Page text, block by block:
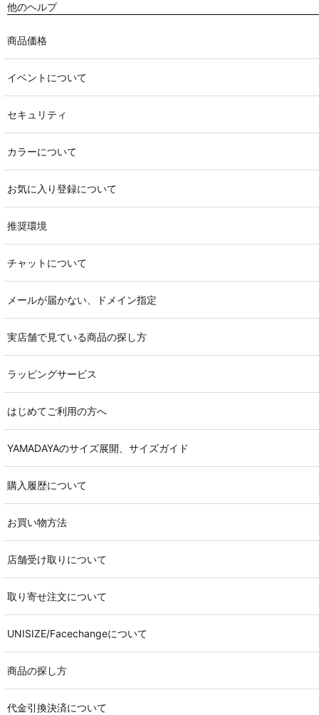
他のヘルプ
商品価格
イベントについて
セキュリティ
カラーについて
お気に入り登録について
推奨環境
チャットについて
メールが届かない、ドメイン指定
実店舗で見ている商品の探し方
ラッピングサービス
はじめてご利用の方へ
YAMADAYAのサイズ展開、サイズガイド
購入履歴について
お買い物方法
店舗受け取りについて
取り寄せ注文について
UNISIZE/Facechangeについて
商品の探し方
代金引換決済について